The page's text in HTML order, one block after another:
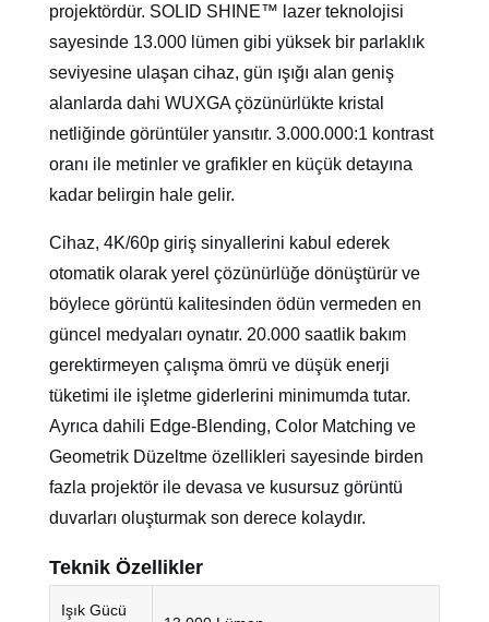
projektördür. SOLID SHINE™ lazer teknolojisi
sayesinde 13.000 lümen gibi yüksek bir parlaklık
seviyesine ulaşan cihaz, gün ışığı alan geniş
alanlarda dahi WUXGA çözünürlükte kristal
netliğinde görüntüler yansıtır. 3.000.000:1 kontrast
oranı ile metinler ve grafikler en küçük detayına
kadar belirgin hale gelir.
Cihaz, 4K/60p giriş sinyallerini kabul ederek
otomatik olarak yerel çözünürlüğe dönüştürür ve
böylece görüntü kalitesinden ödün vermeden en
güncel medyaları oynatır. 20.000 saatlik bakım
gerektirmeyen çalışma ömrü ve düşük enerji
tüketimi ile işletme giderlerini minimumda tutar.
Ayrıca dahili Edge-Blending, Color Matching ve
Geometrik Düzeltme özellikleri sayesinde birden
fazla projektör ile devasa ve kusursuz görüntü
duvarları oluşturmak son derece kolaydır.
Teknik Özellikler
Işık Gücü